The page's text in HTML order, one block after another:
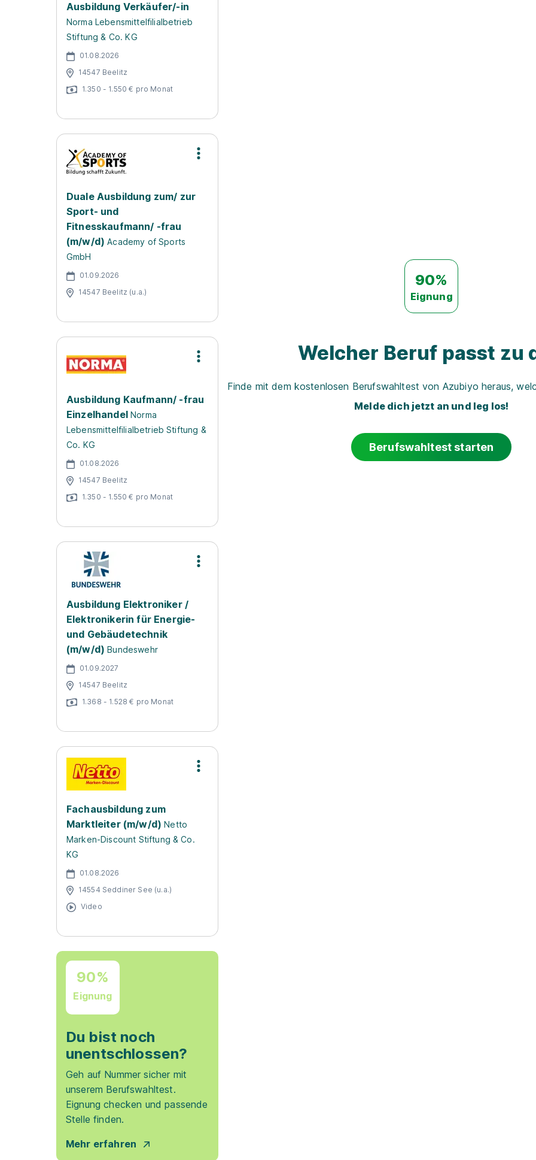
Ausbildung Verkäufer/-in
Norma Lebensmittelfilialbetrieb
Stiftung & Co. KG
01.08.2026
14547 Beelitz
1.350 - 1.550 € pro Monat
Duale Ausbildung zum/ zur
Sport- und
Fitnesskaufmann/ -frau
(m/w/d) Academy of Sports
GmbH
01.09.2026
14547 Beelitz (u.a.)
Ausbildung Kaufmann/ -frau
Einzelhandel Norma
Lebensmittelfilialbetrieb Stiftung &
Co. KG
01.08.2026
14547 Beelitz
1.350 - 1.550 € pro Monat
Ausbildung Elektroniker /
Elektronikerin für Energie-
und Gebäudetechnik
(m/w/d) Bundeswehr
01.09.2027
14547 Beelitz
1.368 - 1.528 € pro Monat
Fachausbildung zum
Marktleiter (m/w/d) Netto
Marken-Discount Stiftung & Co.
KG
01.08.2026
14554 Seddiner See (u.a.)
Video
90%
Eignung
Du bist noch
unentschlossen?
Geh auf Nummer sicher mit
unserem Berufswahltest.
Eignung checken und passende
Stelle finden.
Mehr erfahren
90%
Eignung
Welcher Beruf passt zu
Finde mit dem kostenlosen Berufswahltest von Azubiyo heraus,
Melde dich jetzt an und leg los!
Berufswahltest starten